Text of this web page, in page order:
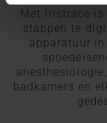
Met Iristrace
stappen te
apparatuur
badkamers en